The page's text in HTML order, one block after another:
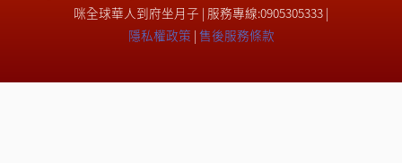
咪全球華人到府坐月子 | 服務專線:0905305333 |
隱私權政策 | 售後服務條款